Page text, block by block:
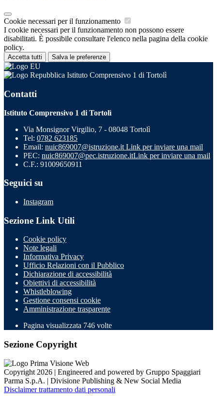
Cookie necessari per il funzionamento
I cookie necessari per il funzionamento non possono essere
disabilitati. È possibile consultare l'elenco nella pagina della cookie
policy.
Accetta tutti Salva le preferenze
Istituto Comprensivo 1 di Tortolì
Contatti
Istituto Comprensivo 1 di Tortolì
Via Monsignor Virgilio, 7 - 08048 Tortolì
Tel: 0782 623185
Email: nuic869007@istruzione.it Link per inviare una mail
PEC: nuic869007@pec.istruzione.itLink per inviare una mail
C.F.: 91009650911
Seguici su
Instagram
Sezione Link Utili
Cookie policy
Note legali
Informativa Privacy
Ufficio Relazioni con il Pubblico
Dichiarazione di accessibilità
Obiettivi di accessibilità
Whistleblowing
Gestione consensi cookie
Amministrazione trasparente
Pagina visualizzata 746 volte
Sezione Copyright
Copyright 2026 | Engineered and powered by Gruppo Spaggiari
Parma S.p.A. | Divisione Publishing & New Social Media
Disclaimer trattamento dati personali